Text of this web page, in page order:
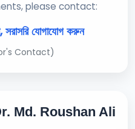
please contact:
সরাসরি যোগাযোগ করুন
Contact)
Md. Roushan Ali